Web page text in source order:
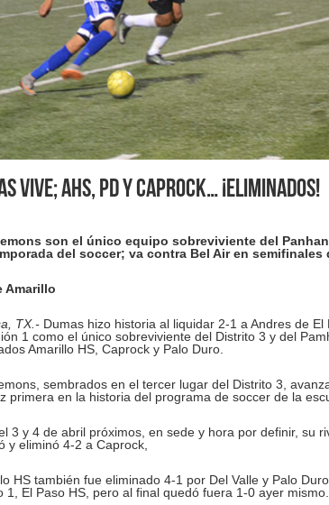
vive; AHS, PD y Caprock… ¡eliminados!
son el único equipo sobreviviente del
del soccer; va contra Bel Air en semifinales
Amarillo
TX.-Dumas hizo historia al liquidar 2-1 a Andres de El
1 como el único sobreviviente del Distrito 3 y del
Amarillo HS, Caprock y Palo Duro.
sembrados en el tercer lugar del Distrito 3,
primera en la historia del programa de soccer de la
3 y 4 de abril próximos, en sede y hora por definir, su
y eliminó 4-2 a Caprock,
HS también fue eliminado 4-1 por Del Valle y Palo
1, El Paso HS, pero al final quedó fuera 1-0 ayer mismo.